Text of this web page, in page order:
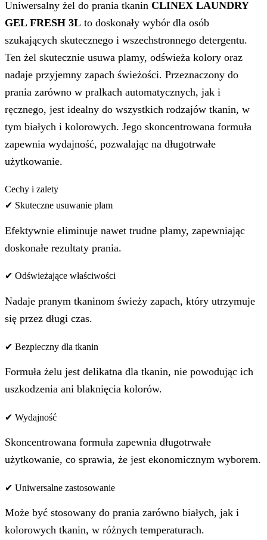
Uniwersalny żel do prania tkanin CLINEX LAUNDRY
GEL FRESH 3L to doskonały wybór dla osób
szukających skutecznego i wszechstronnego detergentu.
Ten żel skutecznie usuwa plamy, odświeża kolory oraz
nadaje przyjemny zapach świeżości. Przeznaczony do
prania zarówno w pralkach automatycznych, jak i
ręcznego, jest idealny do wszystkich rodzajów tkanin, w
tym białych i kolorowych. Jego skoncentrowana formuła
zapewnia wydajność, pozwalając na długotrwałe
użytkowanie.
Cechy i zalety
✔ Skuteczne usuwanie plam
Efektywnie eliminuje nawet trudne plamy, zapewniając
doskonałe rezultaty prania.
✔ Odświeżające właściwości
Nadaje pranym tkaninom świeży zapach, który utrzymuje
się przez długi czas.
✔ Bezpieczny dla tkanin
Formuła żelu jest delikatna dla tkanin, nie powodując ich
uszkodzenia ani blaknięcia kolorów.
✔ Wydajność
Skoncentrowana formuła zapewnia długotrwałe
użytkowanie, co sprawia, że jest ekonomicznym wyborem.
✔ Uniwersalne zastosowanie
Może być stosowany do prania zarówno białych, jak i
kolorowych tkanin, w różnych temperaturach.